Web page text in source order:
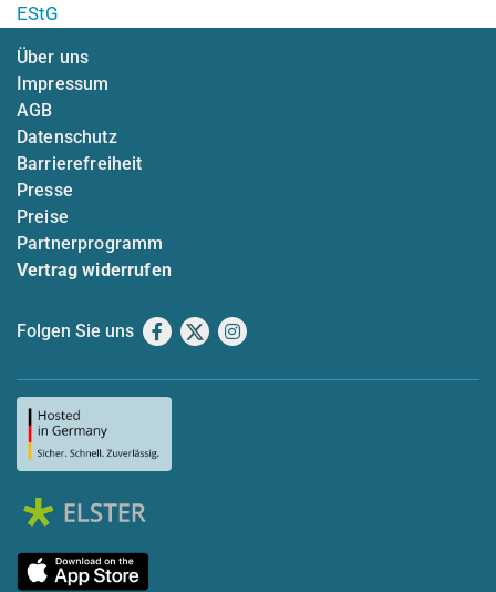
EStG
Über uns
Impressum
AGB
Datenschutz
Barrierefreiheit
Presse
Preise
Partnerprogramm
Vertrag widerrufen
Folgen Sie uns Facebook
X Instagram